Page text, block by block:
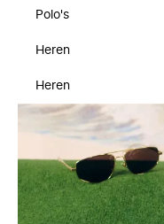
Polo's
Heren
Heren